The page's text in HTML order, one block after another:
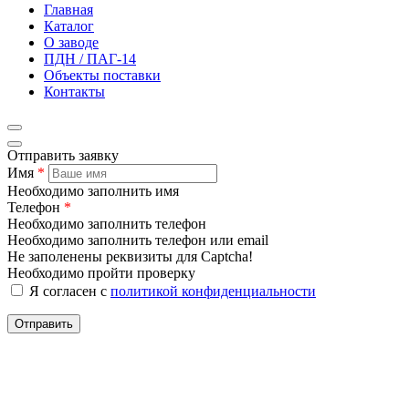
Главная
Каталог
О заводе
ПДН / ПАГ-14
Объекты поставки
Контакты
Отправить заявку
Имя *
Необходимо заполнить имя
Телефон *
Необходимо заполнить телефон
Необходимо заполнить телефон или email
Не заполенены реквизиты для Captcha!
Необходимо пройти проверку
Я согласен с политикой конфиденциальности
Отправить